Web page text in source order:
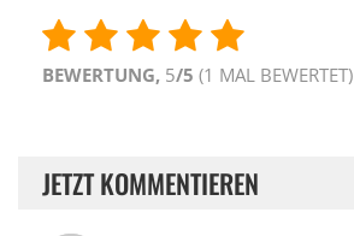
BEWERTUNG, 5/5 (1 MAL BEWERTET)
JETZT KOMMENTIEREN